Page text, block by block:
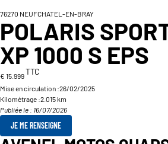
76270 NEUFCHATEL-EN-BRAY
POLARIS
XP 1000 S EPS
€ 15.999TTC
Mise en circulation :26/02/2025
Kilométrage :2.015 km
Publiée le : 16/07/2026
JE ME RENSEIGNE